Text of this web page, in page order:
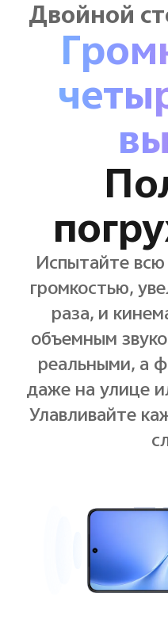
Двойной
Испытайте всю
громкостью,
раза, и
объемным
реальными, а
даже на улице
Улавливайте